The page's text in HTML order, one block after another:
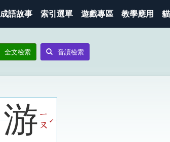
成語故事 索引選單 遊戲專區 教學應用
全文檢索 音讀檢索
游ㄧ
ㄡ
ˊ